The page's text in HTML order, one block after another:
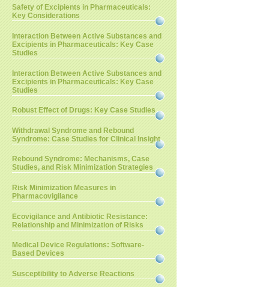
Safety of Excipients in Pharmaceuticals:
Key Considerations
Interaction Between Active Substances and
Excipients in Pharmaceuticals: Key Case
Studies
Interaction Between Active Substances and
Excipients in Pharmaceuticals: Key Case
Studies
Robust Effect of Drugs: Key Case Studies
Withdrawal Syndrome and Rebound
Syndrome: Case Studies for Clinical Insight
Rebound Syndrome: Mechanisms, Case
Studies, and Risk Minimization Strategies
Risk Minimization Measures in
Pharmacovigilance
Ecovigilance and Antibiotic Resistance:
Relationship and Minimization of Risks
Medical Device Regulations: Software-
Based Devices
Susceptibility to Adverse Reactions